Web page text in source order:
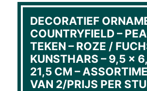
DECORATIEF
COUNTRYFIELD –
TEKEN – ROZE /
KUNSTHARS – 9,5 ×
21,5 CM –
VAN 2/PRIJS PER